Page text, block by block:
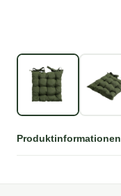
Produktinformationen